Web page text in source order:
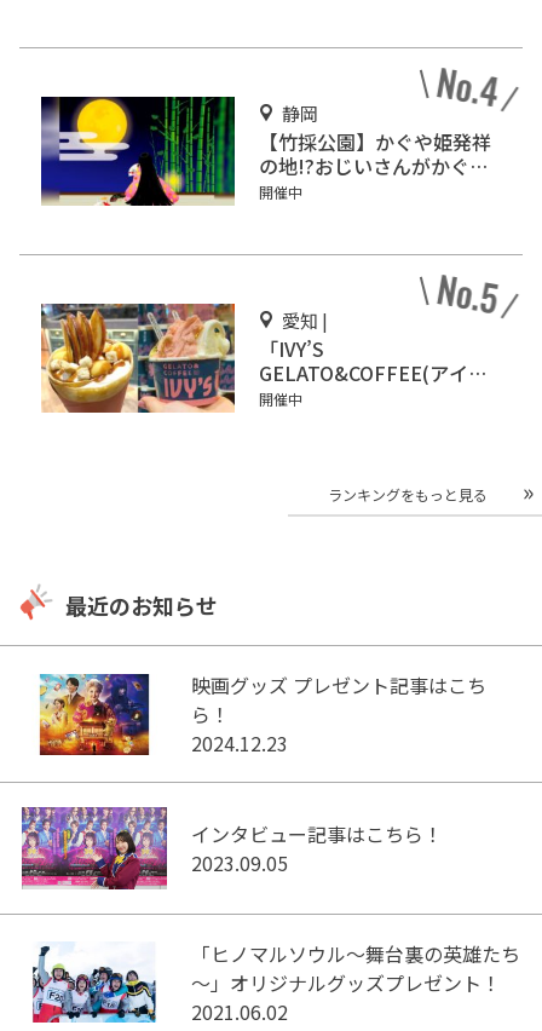
静岡
【竹採公園】かぐや姫発祥
の地!?おじいさんがかぐや
姫を見つけた場所を見に行
開催中
愛知 |
「IVY’S
GELATO&COFFEE(アイビ
ーズ ジェラート&コーヒ
開催中
ランキングをもっと見る
最近のお知らせ
映画グッズ プレゼント記事はこち
ら！
2024.12.23
インタビュー記事はこちら！
2023.09.05
「ヒノマルソウル～舞台裏の英雄たち
～」オリジナルグッズプレゼント！
2021.06.02